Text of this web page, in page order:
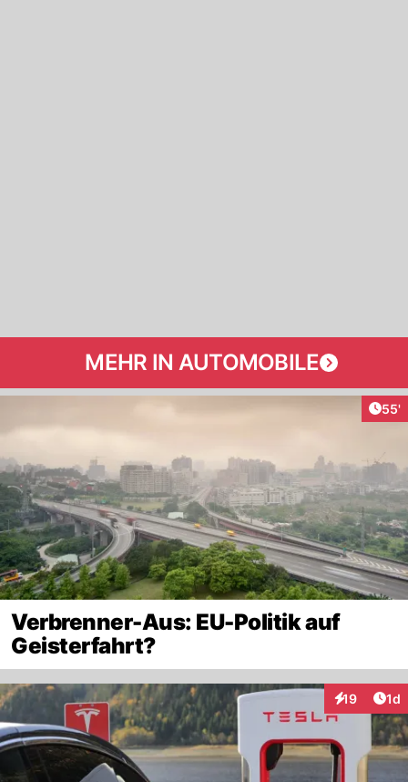
MEHR IN AUTOMOBILE
55'
Verbrenner-Aus: EU-Politik auf
Geisterfahrt?
19 1d